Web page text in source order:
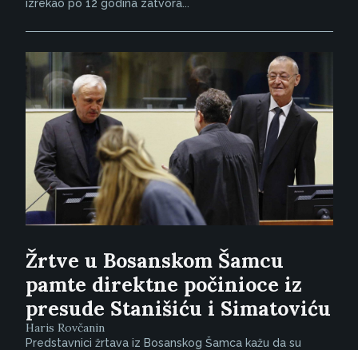
izrekao po 12 godina zatvora...
Žrtve u Bosanskom Šamcu
pamte direktne počinioce iz
presude Stanišiću i Simatoviću
Haris Rovčanin
Predstavnici žrtava iz Bosanskog Šamca kažu da su